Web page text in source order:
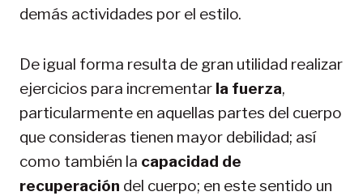
demás actividades por el estilo.
De igual forma resulta de gran utilidad realizar
ejercicios para incrementar la fuerza,
particularmente en aquellas partes del cuerpo
que consideras tienen mayor debilidad; así
como también la capacidad de
recuperación del cuerpo; en este sentido un